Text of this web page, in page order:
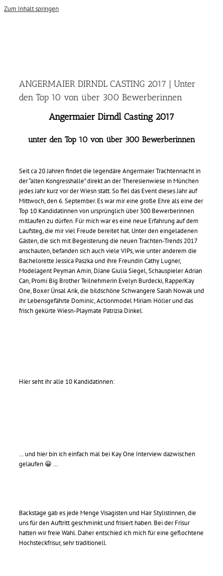
Zum Inhalt springen
ANGERMAIER DIRNDL CASTING 2017 | Unter
den Top 10 von über 300 Bewerberinnen
Angermaier Dirndl Casting 2017
unter den Top 10 von über 300 Bewerberinnen
Seit ca 20 Jahren findet die legendäre Angermaier Trachtennacht in
der “alten Kongresshalle” direkt an der Theresienwiese in München
jedes Jahr kurz vor der Wiesn statt. So fiel das Event dieses Jahr auf
Mittwoch, den 6. September. Es war mir eine große Ehre als eine der
Top 10 Kandidatinnen von ursprünglich über 300 Bewerberinnen
mitlaufen zu dürfen. Für mich war es eine neue Erfahrung auf dem
Laufsteg, die mir viel Freude bereitet hat. Unter den eingeladenen
Gästen, die sich mit Begeisterung die neuen Trachten-Trends 2017
anschauten, befanden sich auch viele VIPs, wie unter anderem die
Bachelorette Jessica Paszka und ihre Freundin Cathy Lugner,
Modelagent Peyman Amin, DJane Giulia Siegel, Schauspieler Adrian
Can, Promi Big Brother Teilnehmerin Evelyn Burdecki, RapperKay
One, Boxer Ünsal Arik, die bildschöne Schwangere Sarah Nowak und
ihr Lebensgefährte Dominic, Actionmodel Miriam Höller und das
frisch gekürte Wiesn-Playmate Patrizia Dinkel.
Hier seht ihr alle 10 Kandidatinnen:
… und hier bin ich einfach mal bei Kay One Interview dazwischen
gelaufen 😀 …
Backstage gab es jede Menge Visagisten und Hair Stylistinnen, die
uns für den Auftritt geschminkt und frisiert haben. Bei der Frisur
hatten wir freie Wahl. Daher entschied ich mich für eine geflochtene
Hochsteckfrisur, sehr traditionell.